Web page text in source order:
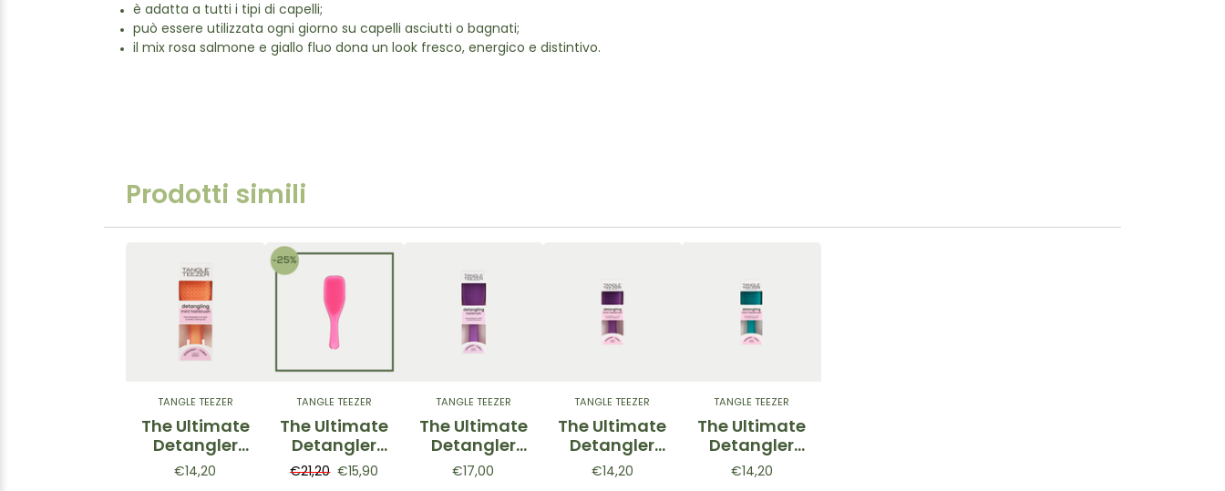
è adatta a tutti i tipi di capelli;
può essere utilizzata ogni giorno su capelli asciutti o bagnati;
il mix rosa salmone e giallo fluo dona un look fresco, energico e distintivo.
Prodotti simili
TANGLE TEEZER
The Ultimate
Detangler
Salmon Pink
€14,20
TANGLE TEEZER
The Ultimate
Detangler
Chrome
€21,20 €15,90
TANGLE TEEZER
The Ultimate
Detangler
Fresh Purple
€17,00
TANGLE TEEZER
The Ultimate
Detangler
Mini Fresh
€14,20
TANGLE TEEZER
The Ultimate
Detangler
Trasformati
€14,20